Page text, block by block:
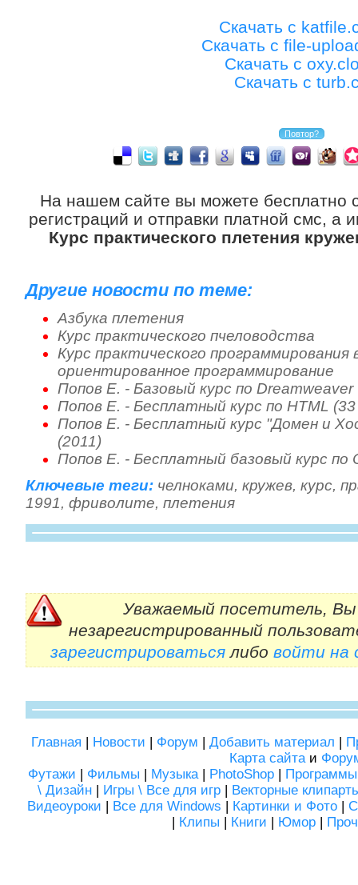
Скачать с
Скачать с file-
Скачать с
Скачать с
На нашем сайте вы можете бесплатно
регистраций и отправки платной смс, а
Курс практического плетения
Другие новости по теме:
Азбука плетения
Курс практического пчеловодства
Курс практического
ориентированное программирование
Попов Е. - Базовый курс по Dreamweaver
Попов Е. - Бесплатный курс по HTML (33
Попов Е. - Бесплатный курс "Домен и
(2011)
Попов Е. - Бесплатный базовый курс по
Ключевые теги: челноками, кружев, курс,
1991, фриволите, плетения
Уважаемый посетитель, Вы
незарегистрированный
зарегистрироватьсялибо войти на
Главная | Новости | Форум | Добавить материал |
Карта сайтаи
Футажи | Фильмы | Музыка| PhotoShop | Программы
\ Дизайн | Игры \ Все для игр | Векторные
Видеоуроки | Все для Windows | Картинки и Фото|
| Клипы | Книги | Юмор |